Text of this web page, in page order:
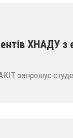
ХНАДУ з
запрошує